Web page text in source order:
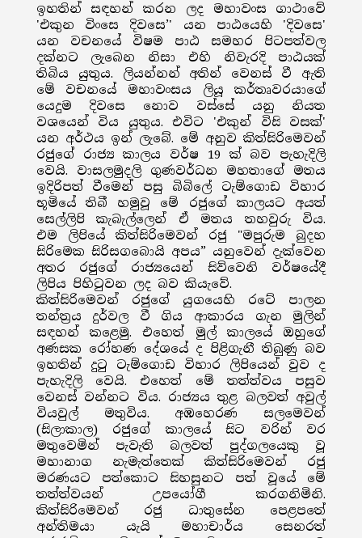
ඉහතින් සඳහන් කරන ලද මහාවංස ගාථාවේ
'එකුන විංසෙ දිවසෙ’' යන පාඨයෙහි 'දිවසෙ'
යන වචනයේ විෂම පාඨ සමහර පිටපත්වල
දක්නට ලැබෙන නිසා එහි නිවැරදි පාඨයක්
තිබිය යුතුය. ලියන්නන් අතින් වෙනස් වී ඇති
මේ වචනයේ මහාවංසය ලියූ කර්තෘවරයාගේ
යෙදුම දිවසෙ නොව වස්සේ යනු නියත
වශයෙන් විය යුතුය. එවිට 'එකුන් විසි වසක්'
යන අර්ථය ඉන් ලැබේ. මේ අනුව කිත්සිරිමෙවන්
රජුගේ රාජ්‍ය කාලය වර්ෂ 19 ක් බව පැහැදිලි
වෙයි. වාසලමුදලි ගුණවර්ධන මහතාගේ මතය
ඉදිරිපත් වීමෙන් පසු බිබිලේ ටැම්ගොඩ විහාර
භූමියේ තිබී හමුවූ මේ රජුගේ කාලයට අයත්
සෙල්ලිපි කැබැල්ලෙන් ඒ මතය තහවුරු විය.
එම ලිපියේ කිත්සිරිමෙවන් රජු "මපුරුම බුදහ
සිරිමෙක සිරිසගබොයි අපය” යනුවෙන් දැක්වෙන
අතර රජුගේ රාජ්‍යයෙන් සිව්වෙනි වර්ෂයේදී
ලිපිය පිහිටුවන ලද බව කියැවේ.
කිත්සිරිමෙවන් රජුගේ යුගයෙහි රටේ පාලන
තන්ත්‍රය දුර්වල වී ගිය ආකාරය ගැන මුලින්
සඳහන් කළෙමු. එහෙත් මුල් කාලයේ ඔහුගේ
අණසක රෝහණ දේශයේ ද පිළිගැනී තිබුණු බව
ඉහතින් දුටු ටැම්ගොඩ විහාර ලිපියෙන් වුව ද
පැහැදිලි වෙයි. එහෙත් මේ තත්ත්වය පසුව
වෙනස් වන්නට විය. රාජ්‍යය තුළ බලවත් අවුල්
වියවුල් මතුවිය. අඹහෙරණ සලමෙවන්
(සිලාකාල) රජුගේ කාලයේ සිට වරින් වර
මතුවෙමින් පැවැති බලවත් පුද්ගලයෙකු වූ
මහානාග නැමැත්තෙක් කිත්සිරිමෙවන් රජු
මරණයට පත්කොට සිහසුනට පත් වූයේ මේ
තත්ත්වයන් උපයෝගී කරගනිමිනි.
කිත්සිරිමෙවන් රජු ධාතුසේන පෙළපතේ
අන්තිමයා යැයි මහාචාර්ය සෙනරත්